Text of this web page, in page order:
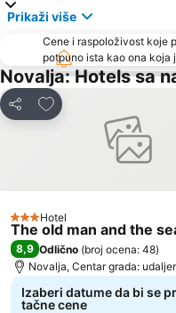
Prikaži više
Cene i raspoloživost koje
potpuno ista kao ona koja
Novalja: Hotels sa
Deli
Dodati u favorite
3 Zvezdice
Hotel
The old man and the
8,9 Odlično (broj ocena: 48)
Novalja, Centar grada:
Izaberi datume da bi se
tačne cene